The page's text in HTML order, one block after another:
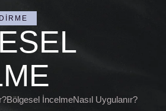
İncelmeNasıl Uygulanır?